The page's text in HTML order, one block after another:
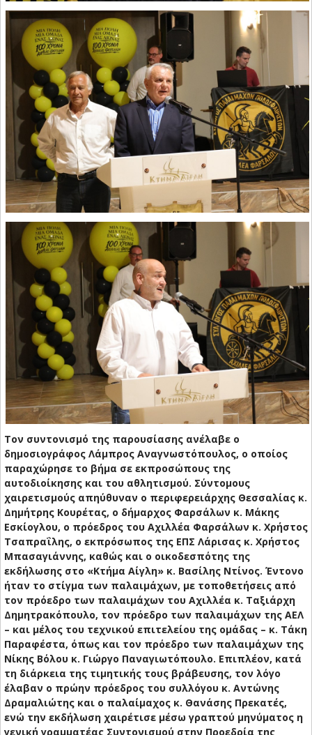
Τον συντονισμό της παρουσίασης ανέλαβε ο
δημοσιογράφος Λάμπρος Αναγνωστόπουλος, ο οποίος
παραχώρησε το βήμα σε εκπροσώπους της
αυτοδιοίκησης και του αθλητισμού. Σύντομους
χαιρετισμούς απηύθυναν ο περιφερειάρχης Θεσσαλίας κ.
Δημήτρης Κουρέτας, ο δήμαρχος Φαρσάλων κ. Μάκης
Εσκίογλου, ο πρόεδρος του Αχιλλέα Φαρσάλων κ. Χρήστος
Τσαπραΐλης, ο εκπρόσωπος της ΕΠΣ Λάρισας κ. Χρήστος
Μπασαγιάννης, καθώς και ο οικοδεσπότης της
εκδήλωσης στο «Κτήμα Αίγλη» κ. Βασίλης Ντίνος. Έντονο
ήταν το στίγμα των παλαιμάχων, με τοποθετήσεις από
τον πρόεδρο των παλαιμάχων του Αχιλλέα κ. Ταξιάρχη
Δημητρακόπουλο, τον πρόεδρο των παλαιμάχων της ΑΕΛ
– και μέλος του τεχνικού επιτελείου της ομάδας – κ. Τάκη
Παραφέστα, όπως και τον πρόεδρο των παλαιμάχων της
Νίκης Βόλου κ. Γιώργο Παναγιωτόπουλο. Επιπλέον, κατά
τη διάρκεια της τιμητικής τους βράβευσης, τον λόγο
έλαβαν ο πρώην πρόεδρος του συλλόγου κ. Αντώνης
Δραμαλιώτης και ο παλαίμαχος κ. Θανάσης Πρεκατές,
ενώ την εκδήλωση χαιρέτισε μέσω γραπτού μηνύματος η
γενική γραμματέας Συντονισμού στην Προεδρία της